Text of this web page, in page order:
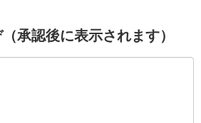
承認後に表示されます）